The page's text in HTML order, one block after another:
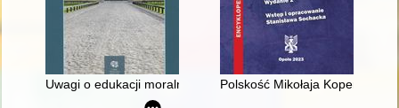
Uwagi o edukacji moralnej synów szlacheckich w XVI-
Polskość Mikołaja Kopernika z